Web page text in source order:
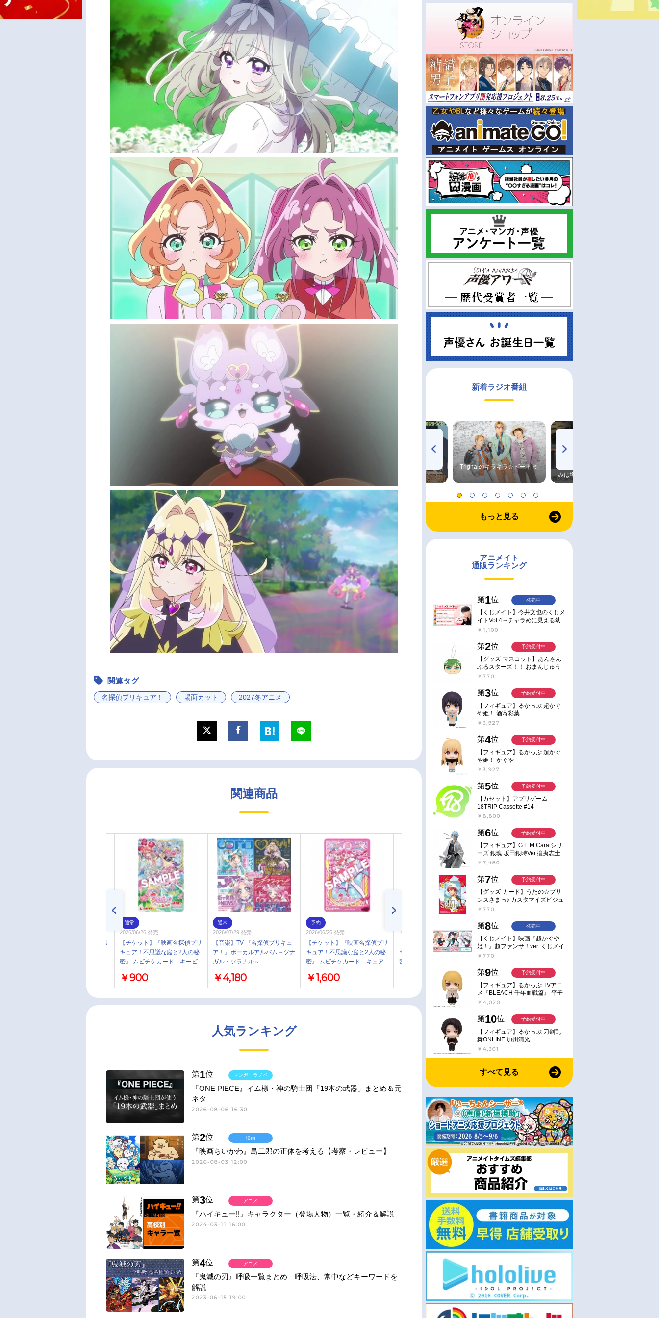
関連タグ
名探偵プリキュア！ 場面カット 2027冬アニメ
関連商品
【チケット】『映画名探偵プリ
キュア！不思議な庭と2人の秘
通常
2026/06/26 発売
【チケット】『映画名探偵プリ
キュア！不思議な庭と2人の秘
密』 ムビチケカード キービ
￥900
通常
2026/07/29 発売
【音楽】TV 『名探偵プリキュ
ア！』ボーカルアルバム～ツナ
ガル・ツラナル～
￥4,180
予約
2026/06/26 発売
【チケット】『映画名探偵プリ
キュア！不思議な庭と2人の秘
密』 ムビチケカード キュア
￥1,600
2026/06/26 発売
【チケット】『映画名探偵プリ
キュア！不思議な庭と2人の秘
密』 ムビチケカード キュア
￥1,600
通常
2026/06/26 発売
【チケット】『映画名探偵プリ
ジュアル 小人
￥900
人気ランキング
第1位
『ONE PIECE』イム様・神の騎士団「19本の武器」まとめ＆元
ネタ
2026-08-06 16:30
マンガ・ラノベ
第2位
『映画ちいかわ』島二郎の正体を考える【考察・レビュー】
2026-08-03 12:00
映画
第3位
『ハイキュー!!』キャラクター（登場人物）一覧・紹介＆解説
2024-03-11 16:00
アニメ
第4位
『鬼滅の刃』呼吸一覧まとめ｜呼吸法、常中などキーワードを
解説
2023-06-15 19:00
アニメ
新着ラジオ番組
TVアニメ『戦隊大失格』
radio 大直会 2nd season
Trignalのキラキラ☆ビートＲ
みは塩だけ
もっと見る
アニメイト
通販ランキング
第1位
【くじメイト】今井文也のくじメ
イトVol.4～チャラめに見える幼
馴染、実は一途で独占欲が強いん
￥1,100
発売中
第2位
【グッズ-マスコット】あんさん
ぶるスターズ！！ おまんじゅう
にぎにぎマスコット ねくすと2
￥770
予約受付中
第3位
【フィギュア】るかっぷ 超かぐ
や姫！ 酒寄彩葉
￥3,927
予約受付中
第4位
【フィギュア】るかっぷ 超かぐ
や姫！ かぐや
￥3,927
予約受付中
第5位
【カセット】アプリゲーム
18TRIP Cassette #14
￥8,800
予約受付中
第6位
【フィギュア】G.E.M.Caratシリ
ーズ 銀魂 坂田銀時Ver.攘夷志士
完成品フィギュア
￥7,480
予約受付中
第7位
【グッズ-カード】うたの☆プリ
ンスさまっ♪ カスタマイズビジュ
アルカードコレクション Best
￥770
予約受付中
第8位
【くじメイト】映画『超かぐや
姫！』超ファンサ！ver. くじメイ
ト
￥770
発売中
第9位
【フィギュア】るかっぷ TVアニ
メ『BLEACH 千年血戦篇』 平子
真子
￥4,020
予約受付中
第10位
【フィギュア】るかっぷ 刀剣乱
舞ONLINE 加州清光
￥4,301
予約受付中
すべて見る